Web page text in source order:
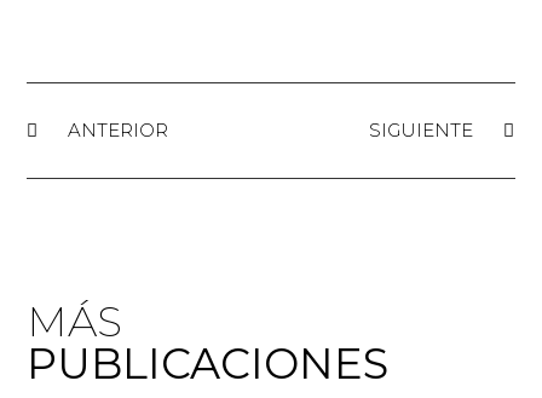
ANTERIOR SIGUIENTE
MÁS
PUBLICACIONES